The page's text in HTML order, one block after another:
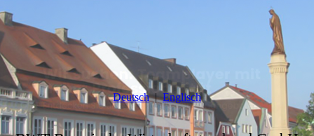
Deutsch Englisch